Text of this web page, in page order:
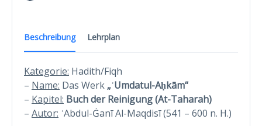
Beschreibung Lehrplan
Kategorie: Hadith/Fiqh
– Name: Das Werk „ʿUmdatul-Aḥkām“
– Kapitel: Buch der Reinigung (At-Taharah)
– Autor: ʿAbdul-Ġanī Al-Maqdisī (541 – 600 n. H.)